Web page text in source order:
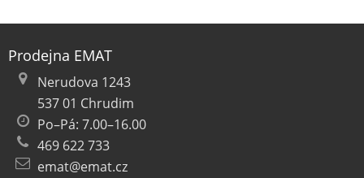
Prodejna EMAT
Nerudova 1243
537 01 Chrudim
Po–Pá: 7.00–16.00
469 622 733
emat@emat.cz